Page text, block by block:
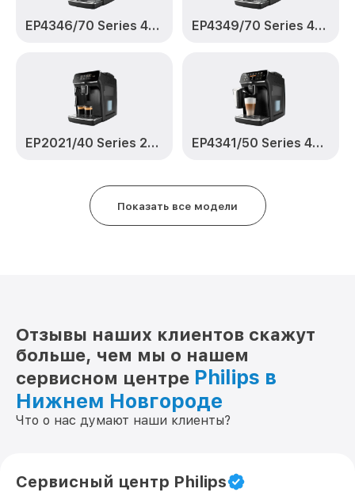
Ремонт или замена заварочного блока
EP4343/50 Series 4300 LatteGo Philips
EP4346/70 Series 4300 LatteGo EP4349/70 Series 4300 LatteGo
EP2021/40 Series 2200 EP4341/50 Series 4300 LatteGo
Показать все модели
Отзывы наших клиентов скажут
больше, чем мы о нашем
сервисном центре Philips в
Нижнем Новгороде
Что о нас думают наши клиенты?
Сервисный центр Philips